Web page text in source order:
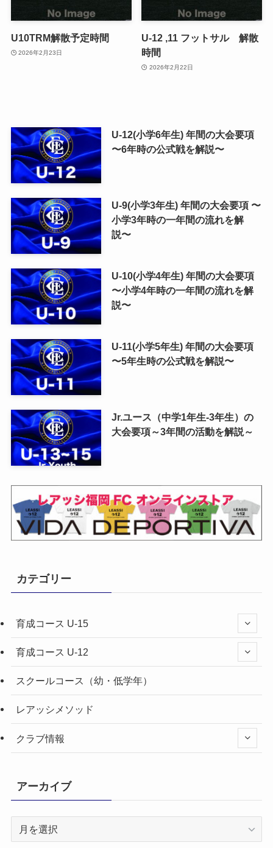
U10TRM解散予定時間
2026年2月23日
U-12 ,11 フットサル 解散
時間
2026年2月22日
U-12(小学6年生) 年間の大会要項
〜6年時の公式戦を解説〜
U-9(小学3年生) 年間の大会要項 〜
小学3年時の一年間の流れを解
説〜
U-10(小学4年生) 年間の大会要項
〜小学4年時の一年間の流れを解
説〜
U-11(小学5年生) 年間の大会要項
〜5年生時の公式戦を解説〜
Jr.ユース（中学1年生-3年生）の
大会要項～3年間の活動を解説～
カテゴリー
育成コース U-15
育成コース U-12
スクールコース（幼・低学年）
レアッシメソッド
クラブ情報
アーカイブ